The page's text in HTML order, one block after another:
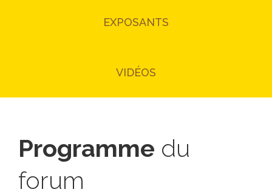
EXPOSANTS
VIDÉOS
Programme du
forum